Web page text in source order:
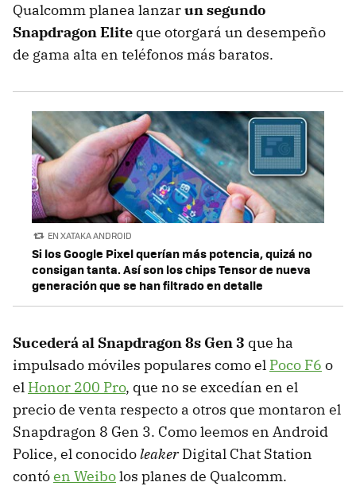
Qualcomm planea lanzarun segundo
Snapdragon Elite que otorgará un desempeño
de gama alta en teléfonos más baratos.
EN XATAKA ANDROID
Si los Google Pixel querían más potencia, quizá no
consigan tanta. Así son los chips Tensor de nueva
generación que se han filtrado en detalle
Sucederá al Snapdragon 8s Gen 3 que ha
impulsado móviles populares como el Poco F6 o
el Honor 200 Pro, que no se excedían en el
precio de venta respecto a otros que montaron el
Snapdragon 8 Gen 3. Como leemos en Android
Police, el conocidoleakerDigital Chat Station
contóen Weibolos planes de Qualcomm.